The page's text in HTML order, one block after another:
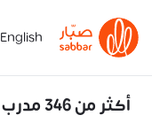
English
أكثر من 346 مدرب أعمال وإدارة في السعودية